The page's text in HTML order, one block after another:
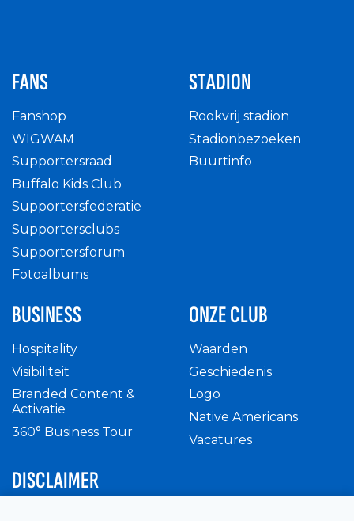
FANS
Fanshop
WIGWAM
Supportersraad
Buffalo Kids Club
Supportersfederatie
Supportersclubs
Supportersforum
Fotoalbums
STADION
Rookvrij stadion
Stadionbezoeken
Buurtinfo
BUSINESS
Hospitality
Visibiliteit
Branded Content &
Activatie
360° Business Tour
ONZE CLUB
Waarden
Geschiedenis
Logo
Native Americans
Vacatures
DISCLAIMER